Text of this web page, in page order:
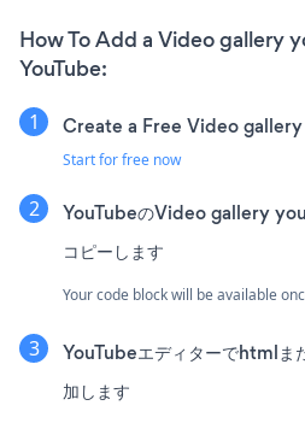
How To Add a Video gallery
YouTube:
Create a Free Video
Start for free now
YouTubeのVideo gallery
コピーします
Your code block will be available
YouTubeエディターでhtmlま
加します